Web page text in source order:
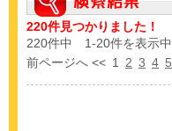
220件見つかりました！
220件中 1-20件を表示中
前ページへ << 1 2 3 4 5